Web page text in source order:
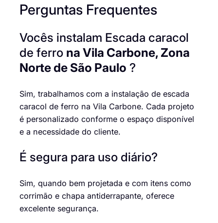
Perguntas Frequentes
Vocês instalam Escada caracol
de ferro na Vila Carbone, Zona
Norte de São Paulo ?
Sim, trabalhamos com a instalação de escada
caracol de ferro na Vila Carbone. Cada projeto
é personalizado conforme o espaço disponível
e a necessidade do cliente.
É segura para uso diário?
Sim, quando bem projetada e com itens como
corrimão e chapa antiderrapante, oferece
excelente segurança.